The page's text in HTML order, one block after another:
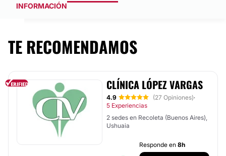
INFORMACIÓN
TE RECOMENDAMOS
CLÍNICA LÓPEZ VARGAS
4.9 (27 Opiniones)·
5 Experiencias
2 sedes en Recoleta (Buenos Aires),
Ushuaia
Responde en 8h